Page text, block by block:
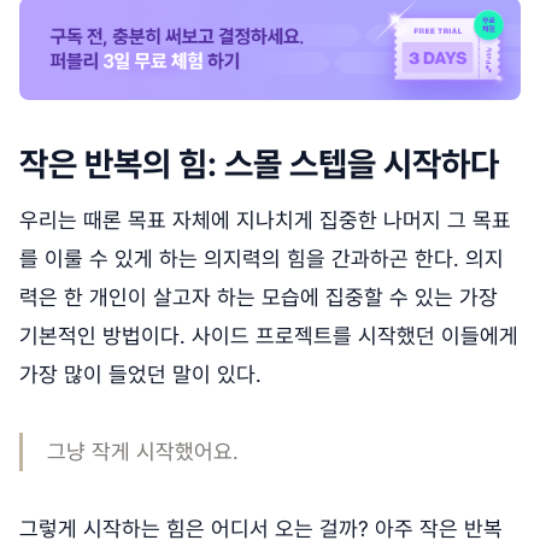
작은 반복의 힘: 스몰 스텝을 시작하다
우리는 때론 목표 자체에 지나치게 집중한 나머지 그 목표
를 이룰 수 있게 하는 의지력의 힘을 간과하곤 한다. 의지
력은 한 개인이 살고자 하는 모습에 집중할 수 있는 가장
기본적인 방법이다. 사이드 프로젝트를 시작했던 이들에게
가장 많이 들었던 말이 있다.
그냥 작게 시작했어요.
그렇게 시작하는 힘은 어디서 오는 걸까? 아주 작은 반복